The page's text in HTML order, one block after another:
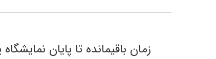
زمان باقیمانده تا پایان نمایشگاه